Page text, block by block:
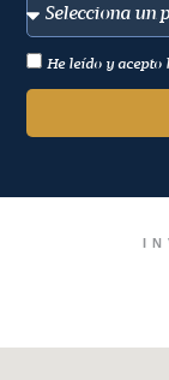
He leído y acepto